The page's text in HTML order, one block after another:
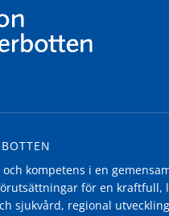
kompetens i en
för en kraftfull,
sjukvård, regional